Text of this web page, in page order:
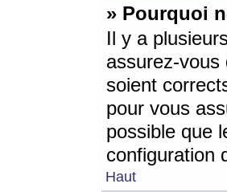
» Pourquoi
Il y a
assurez-vous
soient
pour vous
possible que
configuration
Haut